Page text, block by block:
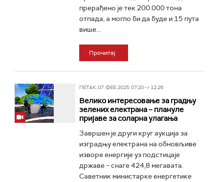
прерађено је тек 200.000 тона
отпада, а могло би да буде и 15 пута
више...
Прочитај
ПЕТАК, 07. ФЕБ 2025, 07:20 -> 12:26
Велико интересовање за градњу
зелених електрана – плануле
пријаве за соларна улагања
Завршен је други круг аукција за
изградњу електрана на обновљиве
изворе енергије уз подстицаје
државе – снаге 424,8 мегавата.
Саветник министарке енергетике